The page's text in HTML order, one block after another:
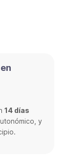
14 días
y